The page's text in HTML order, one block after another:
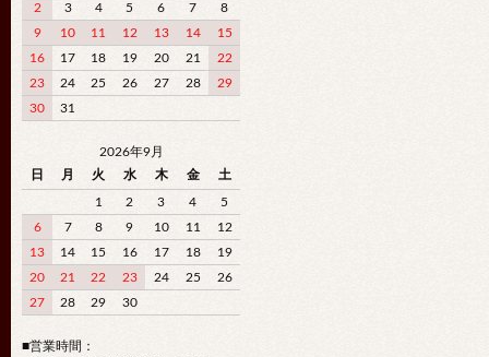
2
3 4 5 6 7
8
9
10 11 12 13 14
15
16
17 18 19 20 21
22
23
24 25 26 27 28
29
30
31
2026年9月
日
月 火 水 木 金 土
1 2 3 4
5
6
7 8 9 10 11
12
13
14 15 16 17 18
19
20
21 22 23 24 25
26
27
28 29 30
■営業時間：